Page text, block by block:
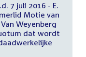
7 juli 2016 - E.
Motie van
Weyenberg
dat wordt